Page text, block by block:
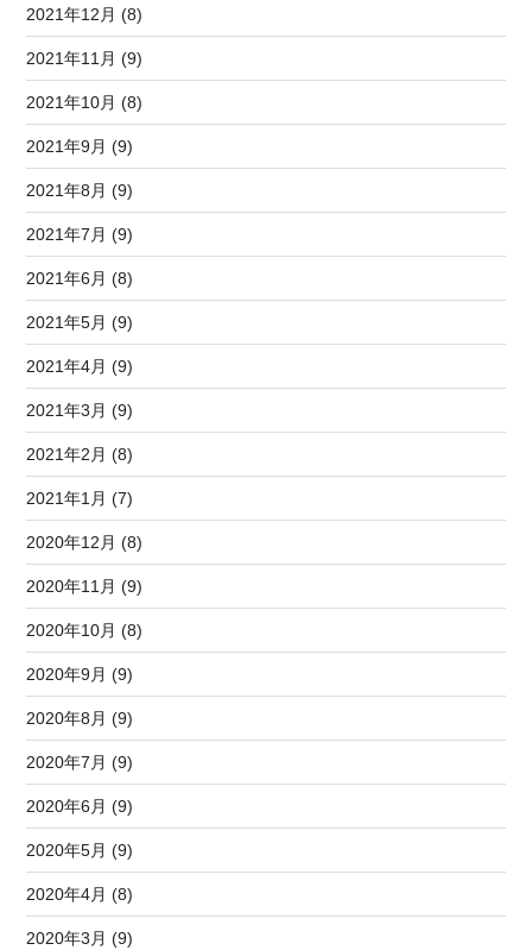
2021年12月 (8)
2021年11月 (9)
2021年10月 (8)
2021年9月 (9)
2021年8月 (9)
2021年7月 (9)
2021年6月 (8)
2021年5月 (9)
2021年4月 (9)
2021年3月 (9)
2021年2月 (8)
2021年1月 (7)
2020年12月 (8)
2020年11月 (9)
2020年10月 (8)
2020年9月 (9)
2020年8月 (9)
2020年7月 (9)
2020年6月 (9)
2020年5月 (9)
2020年4月 (8)
2020年3月 (9)